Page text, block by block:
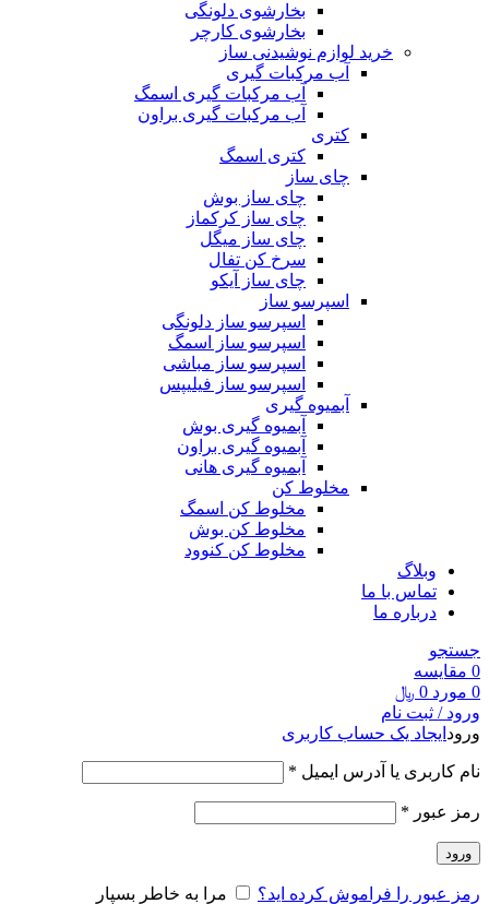
بخارشوی دلونگی
بخارشوی کارچر
خرید لوازم نوشیدنی ساز
آب مرکبات گیری
آب مرکبات گیری اسمگ
آب مرکبات گیری براون
کتری
کتری اسمگ
چای ساز
چای ساز بوش
چای ساز کرکماز
چای ساز میگل
سرخ کن تفال
چای ساز آیکو
اسپرسو ساز
اسپرسو ساز دلونگی
اسپرسو ساز اسمگ
اسپرسو ساز مباشی
اسپرسو ساز فیلیپس
آبمیوه گیری
آبمیوه گیری بوش
آبمیوه گیری براون
آبمیوه گیری هانی
مخلوط کن
مخلوط کن اسمگ
مخلوط کن بوش
مخلوط کن کنوود
وبلاگ
تماس با ما
درباره ما
جستجو
0 مقايسه
0 مورد 0 ﷼
ورود / ثبت نام
ورود ایجاد یک حساب کاربری
نام کاربری یا آدرس ایمیل *
رمز عبور *
ورود
رمز عبور را فراموش کرده اید؟ مرا به خاطر بسپار